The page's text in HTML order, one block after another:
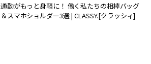
通勤がもっと身軽に！ 働く私たちの相棒バッグ
＆スマホショルダー3選 | CLASSY.[クラッシィ]